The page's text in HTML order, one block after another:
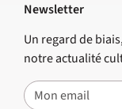
Newsletter
Un regard de
notre actualité
E-mail